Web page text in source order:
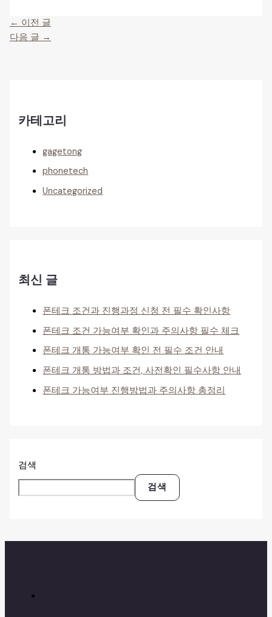
← 이전 글
다음 글 →
카테고리
gagetong
phonetech
Uncategorized
최신 글
폰테크 조건과 진행과정 신청 전 필수 확인사항
폰테크 조건 가능여부 확인과 주의사항 필수 체크
폰테크 개통 가능여부 확인 전 필수 조건 안내
폰테크 개통 방법과 조건, 사전확인 필수사항 안내
폰테크 가능여부 진행방법과 주의사항 총정리
검색
검색